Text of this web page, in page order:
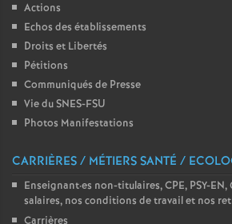
Actions
Echos des établissements
Droits et Libertés
Pétitions
Communiqués de Presse
Vie du SNES-FSU
Photos Manifestations
CARRIÈRES / MÉTIERS SANTÉ /
Enseignant·es non-titulaires, CPE, PSY-EN,
salaires, nos conditions de travail et nos